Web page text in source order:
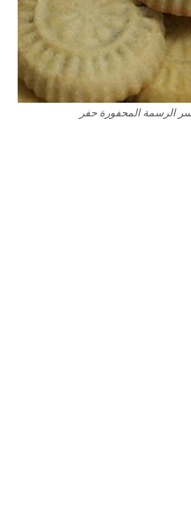
الرسمة المحفورة حفر